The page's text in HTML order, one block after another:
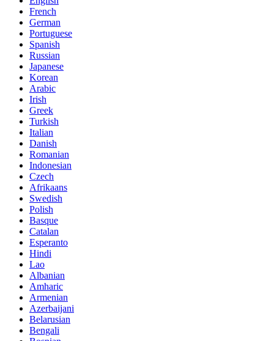
French
German
Portuguese
Spanish
Russian
Japanese
Korean
Arabic
Irish
Greek
Turkish
Italian
Danish
Romanian
Indonesian
Czech
Afrikaans
Swedish
Polish
Basque
Catalan
Esperanto
Hindi
Lao
Albanian
Amharic
Armenian
Azerbaijani
Belarusian
Bengali